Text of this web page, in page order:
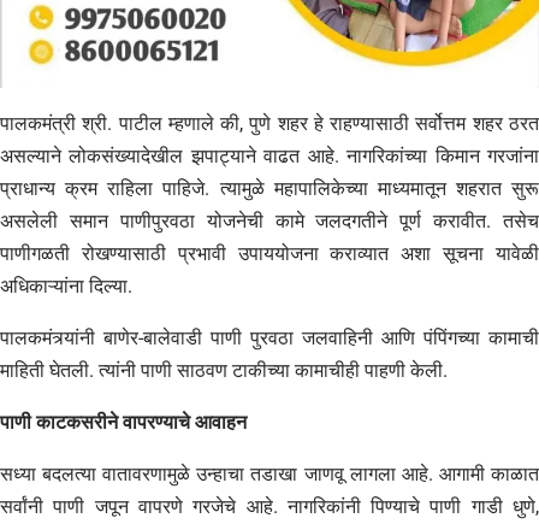
पालकमंत्री श्री. पाटील म्हणाले की, पुणे शहर हे राहण्यासाठी सर्वोत्तम शहर ठरत
असल्याने लोकसंख्यादेखील झपाट्याने वाढत आहे. नागरिकांच्या किमान गरजांना
प्राधान्य क्रम राहिला पाहिजे. त्यामुळे महापालिकेच्या माध्यमातून शहरात सुरू
असलेली समान पाणीपुरवठा योजनेची कामे जलदगतीने पूर्ण करावीत. तसेच
पाणीगळती रोखण्यासाठी प्रभावी उपाययोजना कराव्यात अशा सूचना यावेळी
अधिकाऱ्यांना दिल्या.
पालकमंत्र्यांनी बाणेर-बालेवाडी पाणी पुरवठा जलवाहिनी आणि पंपिंगच्या कामाची
माहिती घेतली. त्यांनी पाणी साठवण टाकीच्या कामाचीही पाहणी केली.
पाणी काटकसरीने वापरण्याचे आवाहन
सध्या बदलत्या वातावरणामुळे उन्हाचा तडाखा जाणवू लागला आहे. आगामी काळात
सर्वांनी पाणी जपून वापरणे गरजेचे आहे. नागरिकांनी पिण्याचे पाणी गाडी धुणे,